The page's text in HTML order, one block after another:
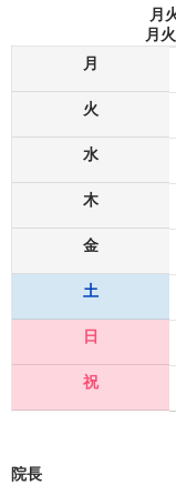
月
月
月
火
水
木
金
土
日
祝
院長